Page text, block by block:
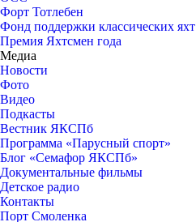
Форт Тотлебен
Фонд поддержки классических яхт
Премия Яхтсмен года
Медиа
Новости
Фото
Видео
Подкасты
Вестник ЯКСПб
Программа «Парусный спорт»
Блог «Семафор ЯКСПб»
Документальные фильмы
Детское радио
Контакты
Порт Смоленка